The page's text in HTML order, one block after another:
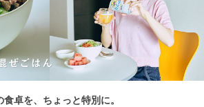
食卓を、ちょっと特別に。